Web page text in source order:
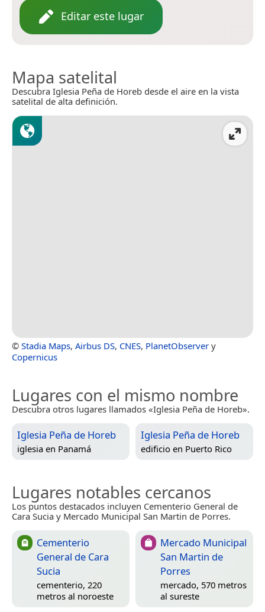
Editar este lugar
Mapa satelital
Descubra Iglesia Peña de Horeb desde el aire en la vista
satelital de alta definición.
© Stadia Maps, Airbus DS, CNES, PlanetObserver y
Copernicus
Lugares con el mismo nombre
Descubra otros lugares llamados «Iglesia Peña de Horeb».
Iglesia Peña de Horeb
iglesia en Panamá
Iglesia Peña de Horeb
edificio en Puerto Rico
Lugares notables cercanos
Los puntos destacados incluyen Cementerio General de
Cara Sucia y Mercado Municipal San Martin de Porres.
Cementerio
General de Cara
Sucia
cementerio, 220
metros al noroeste
Mercado Municipal
San Martin de
Porres
mercado, 570 metros
al sureste